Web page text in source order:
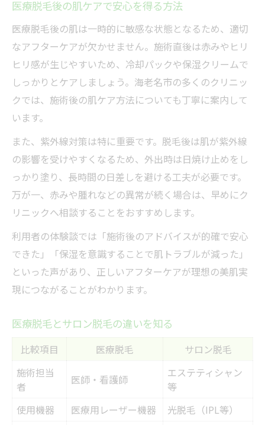
医療脱毛後の肌ケアで安心を得る方法
医療脱毛後の肌は一時的に敏感な状態となるため、適切
なアフターケアが欠かせません。施術直後は赤みやヒリ
ヒリ感が生じやすいため、冷却パックや保湿クリームで
しっかりとケアしましょう。海老名市の多くのクリニッ
クでは、施術後の肌ケア方法についても丁寧に案内して
います。
また、紫外線対策は特に重要です。脱毛後は肌が紫外線
の影響を受けやすくなるため、外出時は日焼け止めをし
っかり塗り、長時間の日差しを避ける工夫が必要です。
万が一、赤みや腫れなどの異常が続く場合は、早めにク
リニックへ相談することをおすすめします。
利用者の体験談では「施術後のアドバイスが的確で安心
できた」「保湿を意識することで肌トラブルが減った」
といった声があり、正しいアフターケアが理想の美肌実
現につながることがわかります。
医療脱毛とサロン脱毛の違いを知る
比較項目 医療脱毛
サロン脱毛
施術担当
者
医師・看護師
エステティシャン
等
使用機器
医療用レーザー機器 光脱毛（IPL等）